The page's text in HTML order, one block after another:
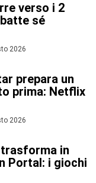
verso i 2
sé
2026
prepara un
prima: Netflix
2026
in
Portal: i giochi